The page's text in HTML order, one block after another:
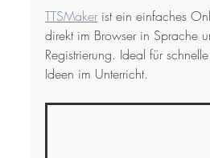
TTSMaker ist ein einfaches
direkt im Browser in Sprache
Registrierung. Ideal für
Ideen im Unterricht.